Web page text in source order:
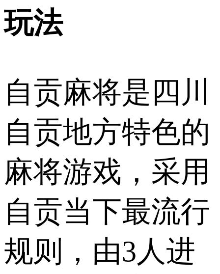
玩法
自贡麻将是四川
自贡地方特色的
麻将游戏，采用
自贡当下最流行
规则，由3人进